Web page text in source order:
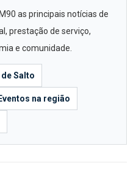
as principais notícias de
prestação de serviço,
e comunidade.
Salto
Eventos na região